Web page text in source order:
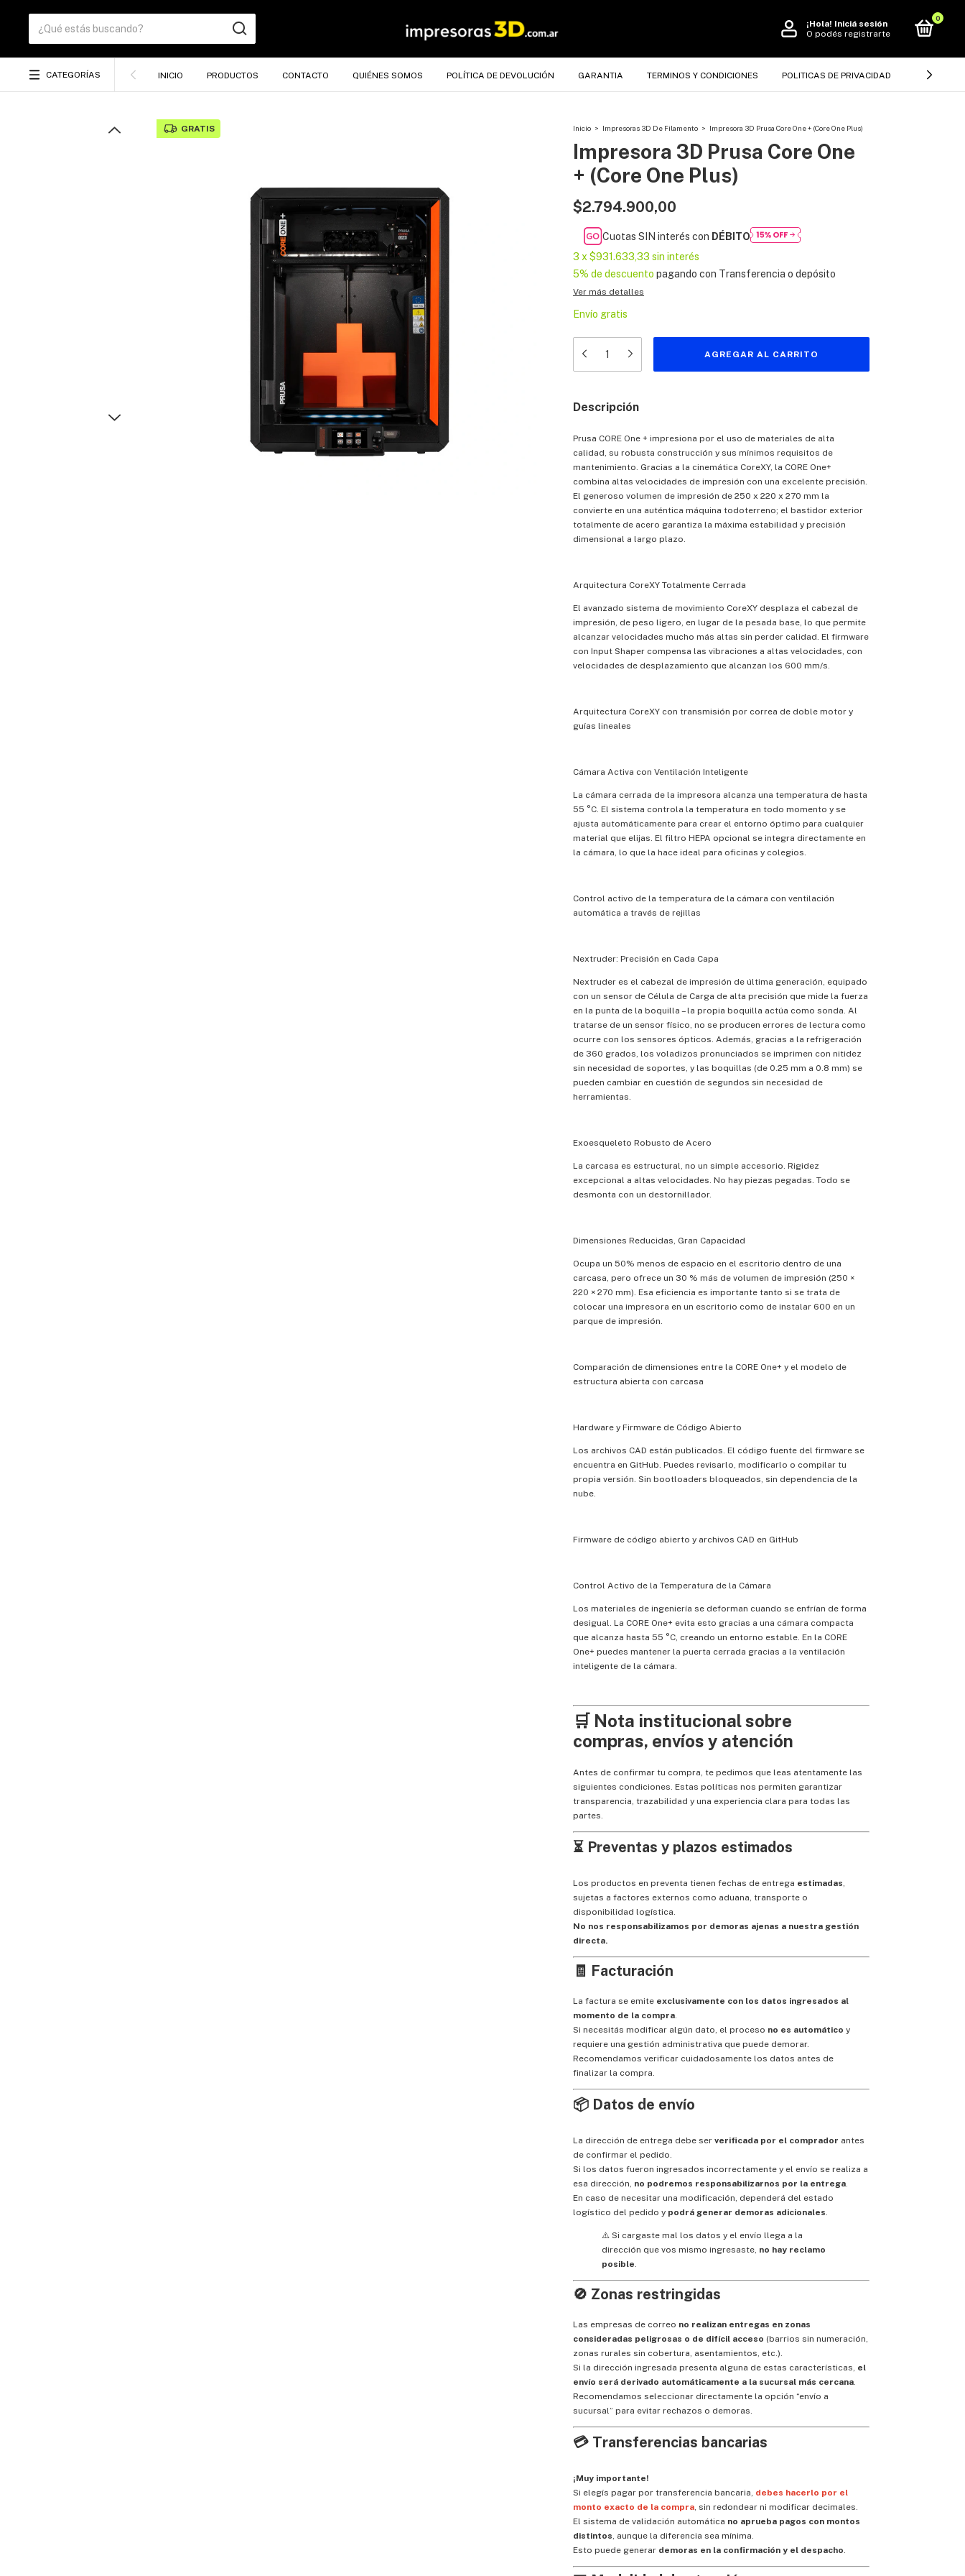
¡Hola! Iniciá sesión
O podés registrarte
0
CATEGORÍAS INICIO PRODUCTOS CONTACTO QUIÉNES SOMOS POLÍTICA DE DEVOLUCIÓN GARANTIA TERMINOS Y CONDICIONES POLITICAS DE PRIVACIDAD CÓMO
GRATIS Inicio > Impresoras 3D De Filamento > Impresora 3D Prusa Core One + (Core One Plus)
Impresora 3D Prusa Core One
+ (Core One Plus)
$2.794.900,00
Cuotas SIN interés con DÉBITO
3 x $931.633,33 sin interés
5% de descuento pagando con Transferencia o depósito
Ver más detalles
Envío gratis
Descripción
Prusa CORE One + impresiona por el uso de materiales de alta
calidad, su robusta construcción y sus mínimos requisitos de
mantenimiento. Gracias a la cinemática CoreXY, la CORE One+
combina altas velocidades de impresión con una excelente precisión.
El generoso volumen de impresión de 250 x 220 x 270 mm la
convierte en una auténtica máquina todoterreno; el bastidor exterior
totalmente de acero garantiza la máxima estabilidad y precisión
dimensional a largo plazo.
Arquitectura CoreXY Totalmente Cerrada
El avanzado sistema de movimiento CoreXY desplaza el cabezal de
impresión, de peso ligero, en lugar de la pesada base, lo que permite
alcanzar velocidades mucho más altas sin perder calidad. El firmware
con Input Shaper compensa las vibraciones a altas velocidades, con
velocidades de desplazamiento que alcanzan los 600 mm/s.
Arquitectura CoreXY con transmisión por correa de doble motor y
guías lineales
Cámara Activa con Ventilación Inteligente
La cámara cerrada de la impresora alcanza una temperatura de hasta
55 °C. El sistema controla la temperatura en todo momento y se
ajusta automáticamente para crear el entorno óptimo para cualquier
material que elijas. El filtro HEPA opcional se integra directamente en
la cámara, lo que la hace ideal para oficinas y colegios.
Control activo de la temperatura de la cámara con ventilación
automática a través de rejillas
Nextruder: Precisión en Cada Capa
Nextruder es el cabezal de impresión de última generación, equipado
con un sensor de Célula de Carga de alta precisión que mide la fuerza
en la punta de la boquilla – la propia boquilla actúa como sonda. Al
tratarse de un sensor físico, no se producen errores de lectura como
ocurre con los sensores ópticos. Además, gracias a la refrigeración
de 360 grados, los voladizos pronunciados se imprimen con nitidez
sin necesidad de soportes, y las boquillas (de 0.25 mm a 0.8 mm) se
pueden cambiar en cuestión de segundos sin necesidad de
herramientas.
Exoesqueleto Robusto de Acero
La carcasa es estructural, no un simple accesorio. Rigidez
excepcional a altas velocidades. No hay piezas pegadas. Todo se
desmonta con un destornillador.
Dimensiones Reducidas, Gran Capacidad
Ocupa un 50% menos de espacio en el escritorio dentro de una
carcasa, pero ofrece un 30 % más de volumen de impresión (250 ×
220 × 270 mm). Esa eficiencia es importante tanto si se trata de
colocar una impresora en un escritorio como de instalar 600 en un
parque de impresión.
Comparación de dimensiones entre la CORE One+ y el modelo de
estructura abierta con carcasa
Hardware y Firmware de Código Abierto
Los archivos CAD están publicados. El código fuente del firmware se
encuentra en GitHub. Puedes revisarlo, modificarlo o compilar tu
propia versión. Sin bootloaders bloqueados, sin dependencia de la
nube.
Firmware de código abierto y archivos CAD en GitHub
Control Activo de la Temperatura de la Cámara
Los materiales de ingeniería se deforman cuando se enfrían de forma
desigual. La CORE One+ evita esto gracias a una cámara compacta
que alcanza hasta 55 °C, creando un entorno estable. En la CORE
One+ puedes mantener la puerta cerrada gracias a la ventilación
inteligente de la cámara.
🛒 Nota institucional sobre
compras, envíos y atención
Antes de confirmar tu compra, te pedimos que leas atentamente las
siguientes condiciones. Estas políticas nos permiten garantizar
transparencia, trazabilidad y una experiencia clara para todas las
partes.
⏳ Preventas y plazos estimados
Los productos en preventa tienen fechas de entrega estimadas,
sujetas a factores externos como aduana, transporte o
disponibilidad logística.
No nos responsabilizamos por demoras ajenas a nuestra gestión
directa.
🧾 Facturación
La factura se emite exclusivamente con los datos ingresados al
momento de la compra.
Si necesitás modificar algún dato, el proceso no es automático y
requiere una gestión administrativa que puede demorar.
Recomendamos verificar cuidadosamente los datos antes de
finalizar la compra.
📦 Datos de envío
La dirección de entrega debe ser verificada por el comprador antes
de confirmar el pedido.
Si los datos fueron ingresados incorrectamente y el envío se realiza a
esa dirección, no podremos responsabilizarnos por la entrega.
En caso de necesitar una modificación, dependerá del estado
logístico del pedido y podrá generar demoras adicionales.
⚠️ Si cargaste mal los datos y el envío llega a la
dirección que vos mismo ingresaste, no hay reclamo
posible.
🚫 Zonas restringidas
Las empresas de correo no realizan entregas en zonas
consideradas peligrosas o de difícil acceso (barrios sin numeración,
zonas rurales sin cobertura, asentamientos, etc.).
Si la dirección ingresada presenta alguna de estas características, el
envío será derivado automáticamente a la sucursal más cercana.
Recomendamos seleccionar directamente la opción “envío a
sucursal” para evitar rechazos o demoras.
💳 Transferencias bancarias
¡Muy importante!
Si elegís pagar por transferencia bancaria, debes hacerlo por el
monto exacto de la compra, sin redondear ni modificar decimales.
El sistema de validación automática no aprueba pagos con montos
distintos, aunque la diferencia sea mínima.
Esto puede generar demoras en la confirmación y el despacho.